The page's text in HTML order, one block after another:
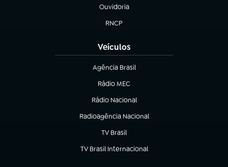
Ouvidoria
(abre em nova aba)
RNCP
(abre em nova aba)
Veículos
Agência Brasil
(abre em nova aba)
Rádio MEC
Rádio Nacional
(abre em nova aba)
Radioagência Nacional
(abre em nova aba)
TV Brasil
(abre em nova aba)
TV Brasil Internacional
(abre em nova aba)